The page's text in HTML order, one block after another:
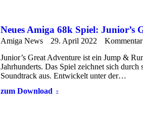
Neues Amiga 68k Spiel: Junior’s
Amiga News 29. April 2022
Junior’s Great Adventure ist ein Jump &
Jahrhunderts. Das Spiel zeichnet sich
Soundtrack aus. Entwickelt unter der…
zum Download